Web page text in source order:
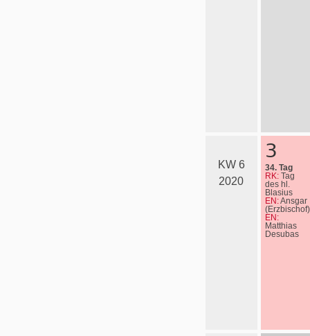
KW 6
2020
3
34. Tag
RK: Tag
des hl.
Blasius
EN:Ansgar
(Erzbischof)
EN:
Matthias
Desubas